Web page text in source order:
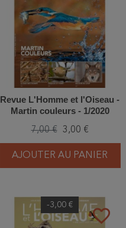
Revue L'Homme et l'Oiseau -
Martin couleurs - 1/2020
7,00 € 3,00 €
AJOUTER AU PANIER
favorite_border
-3,00 €